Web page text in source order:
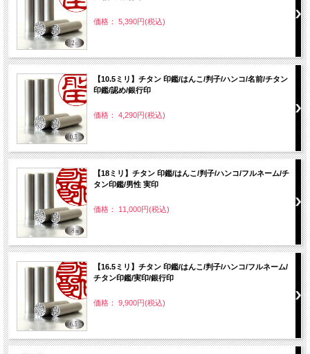
価格： 5,390円(税込)
【10.5ミリ】チタン 印鑑/はんこ/判子/ハンコ/名前/チタン
印鑑/認め/銀行印
価格： 4,290円(税込)
【18ミリ】チタン 印鑑/はんこ/判子/ハンコ/フルネーム/チ
タン印鑑/男性 実印
価格： 11,000円(税込)
【16.5ミリ】チタン 印鑑/はんこ/判子/ハンコ/フルネーム/
チタン印鑑/実印/銀行印
価格： 9,900円(税込)